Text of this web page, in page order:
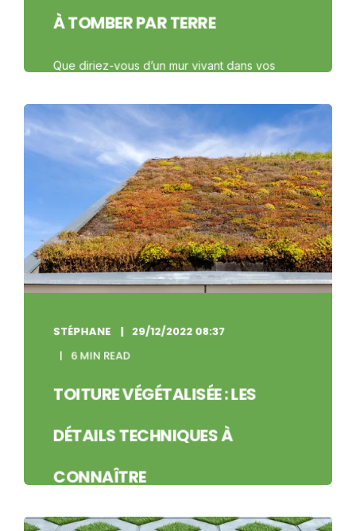
À TOMBER PAR TERRE
Que diriez-vous d’un mur vivant dans vos
entreprise ? À l’intérieur comme à ...
COMMENCER À LIRE
STÉPHANE
29/12/2022 08:37
6 MIN READ
TOITURE VÉGÉTALISÉE : LES
DÉTAILS TECHNIQUES À
CONNAÎTRE
Au vu de l’obligation réglementaire au 1er